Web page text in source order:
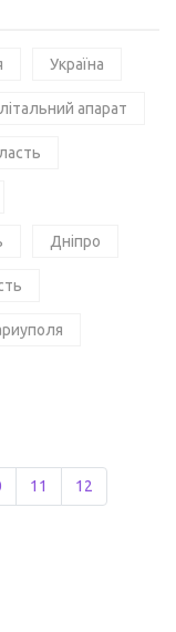
Україна
апарат
Дніпро
11 12